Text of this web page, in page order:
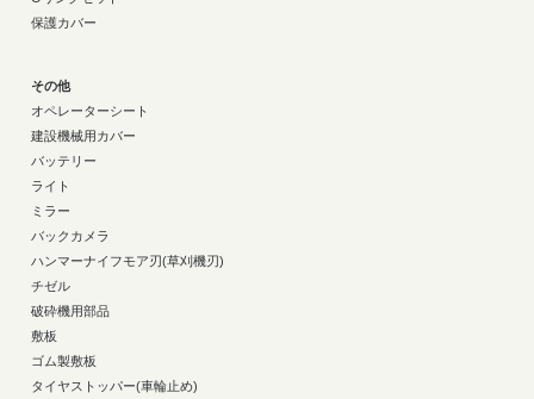
保護カバー
その他
オペレーターシート
建設機械用カバー
バッテリー
ライト
ミラー
バックカメラ
ハンマーナイフモア刃(草刈機刃)
チゼル
破砕機用部品
敷板
ゴム製敷板
タイヤストッパー(車輪止め)